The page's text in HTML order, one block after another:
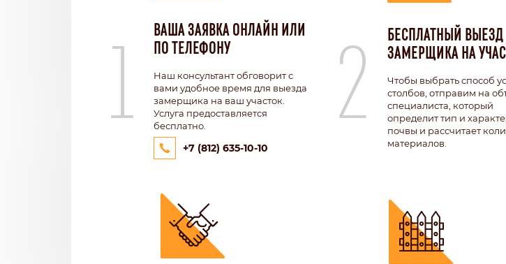
1
ВАША ЗАЯВКА ОНЛАЙН ИЛИ
ПО ТЕЛЕФОНУ
Наш консультант обговорит с
вами удобное время для выезда
замерщика на ваш участок.
Услуга предоставляется
бесплатно.
+7 (812) 635-10-10
2
БЕСПЛАТНЫЙ ВЫЕЗД
ЗАМЕРЩИКА НА
Чтобы выбрать способ
столбов, отправим на
специалиста, который
определит тип и
почвы и рассчитает
материалов.